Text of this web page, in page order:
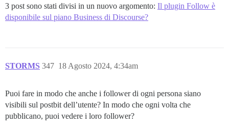
3 post sono stati divisi in un nuovo argomento: Il plugin Follow è
disponibile sul piano Business di Discourse?
STORMS 18 Agosto 2024, 4:34am
347
Puoi fare in modo che anche i follower di ogni persona siano
visibili sul postbit dell’utente? In modo che ogni volta che
pubblicano, puoi vedere i loro follower?